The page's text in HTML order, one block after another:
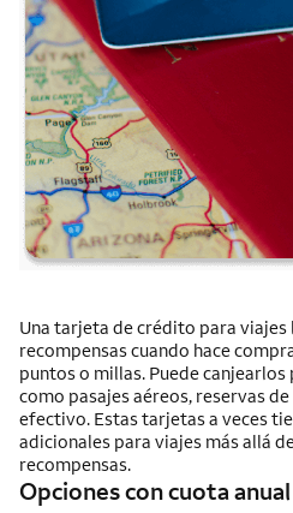
Una tarjeta de crédito para
recompensas cuando hace
puntos o millas. Puede
como pasajes aéreos, reservas
efectivo. Estas tarjetas a veces
adicionales para viajes más allá
recompensas.
Opciones con cuota anual